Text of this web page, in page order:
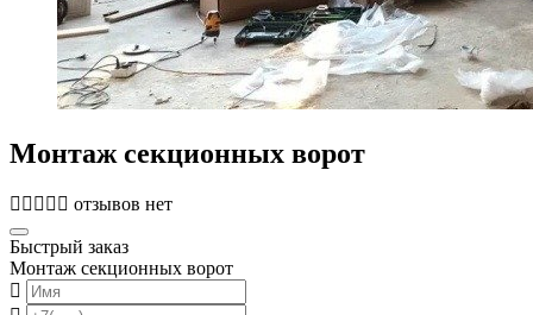
Монтаж секционных ворот
отзывов нет
Быстрый заказ
Монтаж секционных ворот